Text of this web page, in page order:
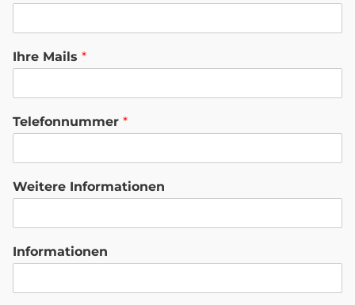
Ihre Mails *
Telefonnummer *
Weitere Informationen
Informationen